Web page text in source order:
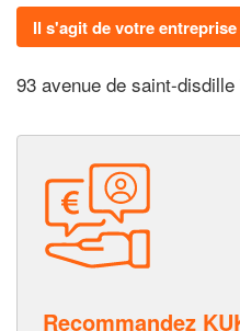
Il s'agit de votre
93 avenue de saint-
Recommandez